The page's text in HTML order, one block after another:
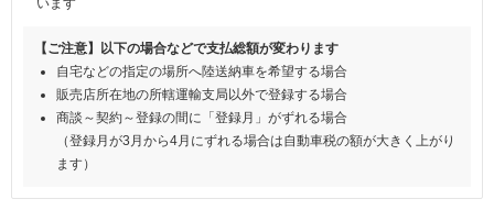
【ご注意】以下の場合などで支払総額が変わります
自宅などの指定の場所へ陸送納車を希望する場合
販売店所在地の所轄運輸支局以外で登録する場合
商談～契約～登録の間に「登録月」がずれる場合
（登録月が3月から4月にずれる場合は自動車税の額が大きく上がり
ます）